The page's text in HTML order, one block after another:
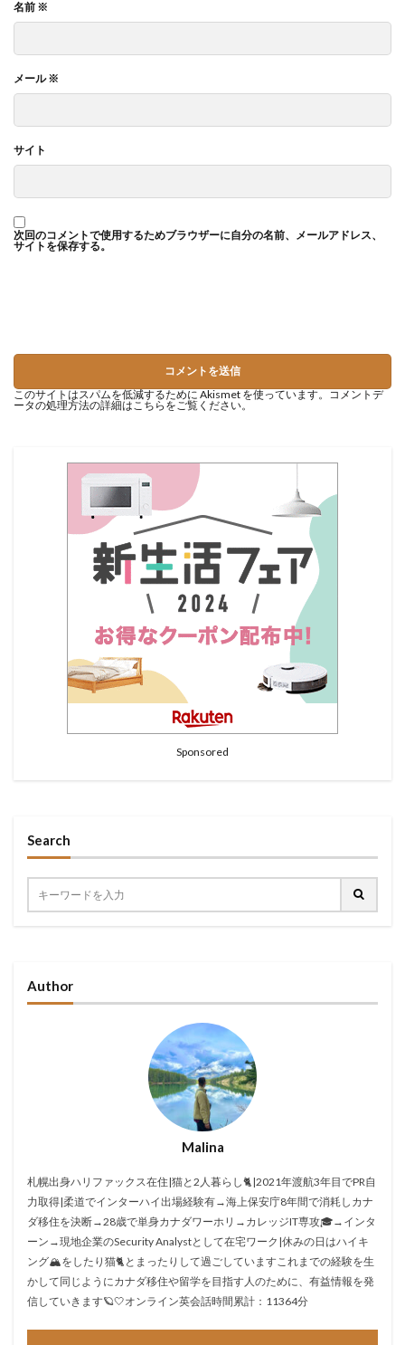
名前 ※
メール※
サイト
次回のコメントで使用するためブラウザーに自分の名前、メールアドレス、
サイトを保存する。
このサイトはスパムを低減するために Akismet を使っています。 コメントデ
ータの処理方法の詳細はこちらをご覧ください。
Sponsored
Search
Author
Malina
札幌出身ハリファックス在住|猫と2人暮らし🐈|2021年渡航3年目でPR自
力取得|柔道でインターハイ出場経験有→海上保安庁8年間で消耗しカナ
ダ移住を決断→28歳で単身カナダワーホリ→カレッジIT専攻🎓→インタ
ーン→現地企業のSecurity Analystとして在宅ワーク|休みの日はハイキ
ング🏔をしたり猫🐈とまったりして過ごしていますこれまでの経験を生
かして同じようにカナダ移住や留学を目指す人のために、有益情報を発
信していきます🪐🤍オンライン英会話時間累計：11364分